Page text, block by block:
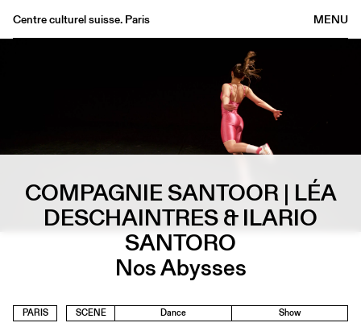
MENU
Centre culturel suisse. Paris
Medias
Publications
COMPAGNIE SANTOOR | LÉA
DESCHAINTRES & ILARIO
SANTORO
Nos Abysses
PARIS SCENE Dance Show